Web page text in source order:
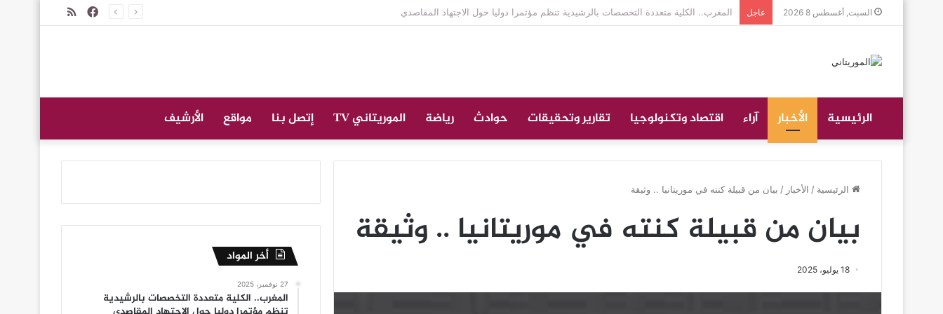
السبت, أغسطس 8 2026 عاجل جموع غفيرة تؤدي صلاة الجنازة على الراحل الخليل ولد الطيب في جامع ابن عباس
ملخصفيسبوك
الرئيسية الأخبار آراء اقتصاد وتكنولوجيا تقارير وتحقيقات حوادث رياضة الموريتاني TV إتصل بنا مواقع الأرشيف
الرئيسية / الأخبار / بيان من قبيلة كنته في موريتانيا .. وثيقة
بيان من قبيلة كنته في موريتانيا .. وثيقة
18 يوليو، 2025
أخر المواد
27 نوفمبر، 2025
المغرب.. الكلية متعددة التخصصات بالرشيدية